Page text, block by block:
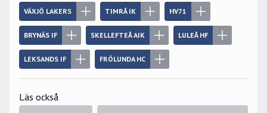
VÄXJÖ LAKERS TIMRÅ IK HV71
BRYNÄS IF SKELLEFTEÅ AIK LULEÅ HF
LEKSANDS IF FRÖLUNDA HC
Läs också